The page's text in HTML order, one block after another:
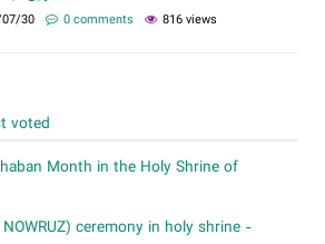
30 0 comments 816 views
voted
Month in the Holy Shrine of
ceremony in holy shrine -